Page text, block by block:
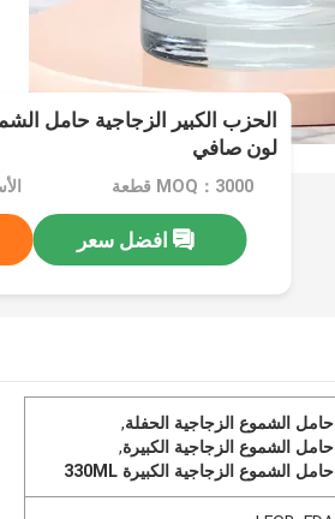
لون صافي
MOQ：3000 قطعة
افضل سعر
حامل الشموع الزجاجية الحفلة,
حامل الشموع الزجاجية الكبيرة,
حامل الشموع الزجاجية الكبيرة 330ML